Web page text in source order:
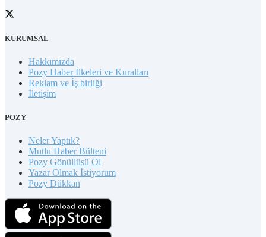
KURUMSAL
Hakkımızda
Pozy Haber İlkeleri ve Kuralları
Reklam ve İş birliği
İletişim
POZY
Neler Yaptık?
Mutlu Haber Bülteni
Pozy Gönüllüsü Ol
Yazar Olmak İstiyorum
Pozy Dükkan